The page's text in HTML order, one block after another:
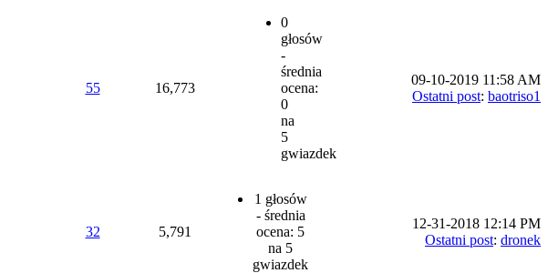
55 16,773
0
głosów
-
średnia
ocena:
0
na
5
gwiazdek
09-10-2019 11:58 AM
Ostatni post: baotriso1
32 5,791
1 głosów
- średnia
ocena: 5
na 5
gwiazdek
12-31-2018 12:14 PM
Ostatni post: dronek